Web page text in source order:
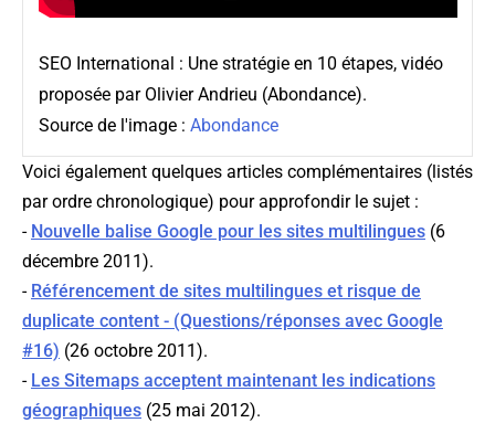
SEO International : Une stratégie en 10 étapes, vidéo
proposée par Olivier Andrieu (Abondance).
Source de l'image : Abondance
Voici également quelques articles complémentaires (listés
par ordre chronologique) pour approfondir le sujet :
- Nouvelle balise Google pour les sites multilingues (6
décembre 2011).
- Référencement de sites multilingues et risque de
duplicate content - (Questions/réponses avec Google
#16) (26 octobre 2011).
- Les Sitemaps acceptent maintenant les indications
géographiques (25 mai 2012).